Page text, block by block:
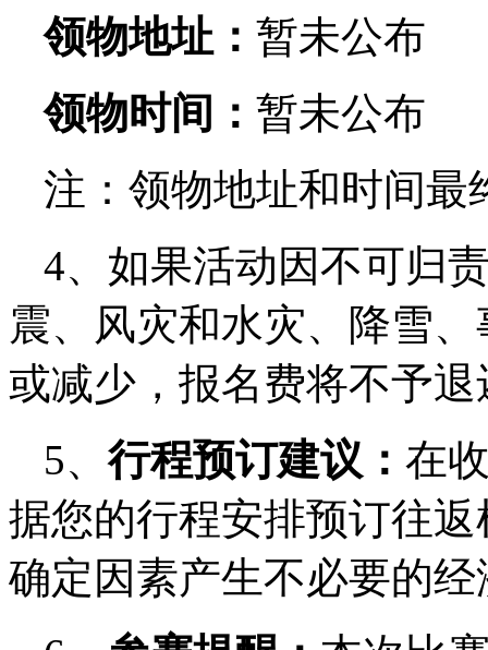
领物地址： 暂未公布
领物时间： 暂未公布
注：领物地址和时间最
4、如果活动因不可归
震、风灾和水灾、降雪
或减少，报名费将不予退
5、行程预订建议： 在
据您的行程安排预订往
确定因素产生不必要的